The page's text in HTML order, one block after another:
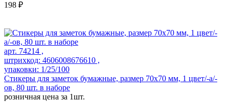
198 ₽
арт. 74214 ,
штрихкод: 4606008676610 ,
упаковки: 1/25/100
Стикеры для заметок бумажные, размер 70х70 мм, 1 цвет/-а/-
ов, 80 шт. в наборе
розничная цена за 1шт.